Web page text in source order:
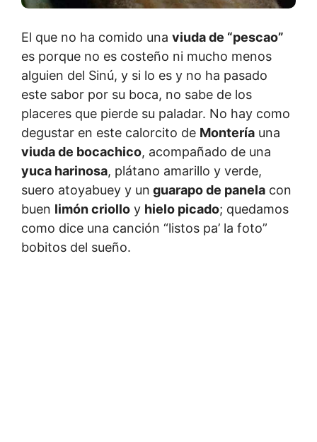
El que no ha comido una viuda de “pescao”
es porque no es costeño ni mucho menos
alguien del Sinú, y si lo es y no ha pasado
este sabor por su boca, no sabe de los
placeres que pierde su paladar. No hay como
degustar en este calorcito de Montería una
viuda de bocachico, acompañado de una
yuca harinosa, plátano amarillo y verde,
suero atoyabuey y un guarapo de panela con
buen limón criollo y hielo picado; quedamos
como dice una canción “listos pa’ la foto”
bobitos del sueño.